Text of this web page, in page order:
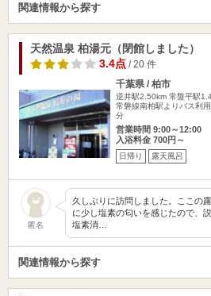
関連情報から探す
天然温泉 柏湯元（閉館しました）
3.4点/ 20 件
千葉県 / 柏市
逆井駅2.50km 常盤平駅
常磐線南柏駅よりバス利
分
営業時間 9:00～12:00
入浴料金 700円～
日帰り 露天風呂
匿名
久しぶりに訪問しました。ここの
に少し塩素の匂いを感じたので、
塩素消…
関連情報から探す